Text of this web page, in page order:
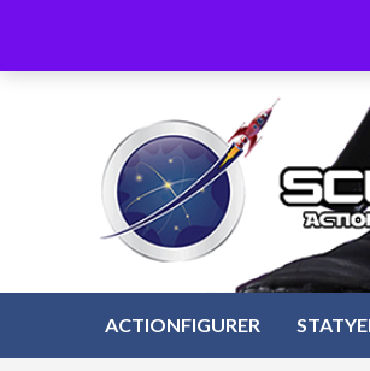
innehåll
ACTIONFIGURER